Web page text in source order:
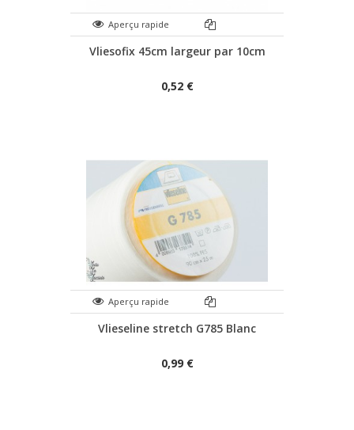
Aperçu rapide
Vliesofix 45cm largeur par 10cm
0,52 €
Aperçu rapide
Vlieseline stretch G785 Blanc
0,99 €